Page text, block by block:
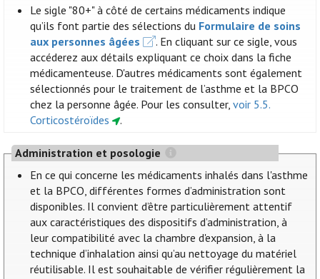
Le sigle "80+" à côté de certains médicaments indique
qu’ils font partie des sélections du Formulaire de soins
aux personnes âgées
. En cliquant sur ce sigle, vous
accéderez aux détails expliquant ce choix dans la fiche
médicamenteuse. D'autres médicaments sont également
sélectionnés pour le traitement de l’asthme et la BPCO
chez la personne âgée. Pour les consulter,voir 5.5.
Corticostéroïdes
.
Administration et posologie
En ce qui concerne les médicaments inhalés dans l'asthme
et la BPCO, différentes formes d’administration sont
disponibles. Il convient d’être particulièrement attentif
aux caractéristiques des dispositifs d’administration, à
leur compatibilité avec la chambre d'expansion, à la
technique d’inhalation ainsi qu’au nettoyage du matériel
réutilisable. Il est souhaitable de vérifier régulièrement la